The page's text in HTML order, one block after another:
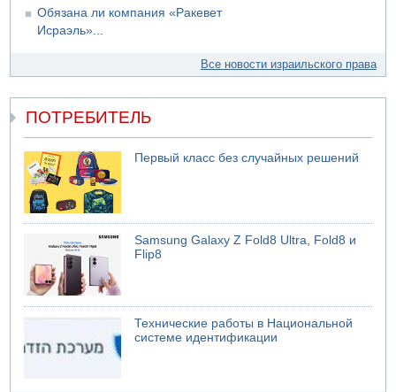
Обязана ли компания «Ракевет
Исраэль»...
Все новости израильского права
ПОТРЕБИТЕЛЬ
Первый класс без случайных решений
Samsung Galaxy Z Fold8 Ultra, Fold8 и
Flip8
Технические работы в Национальной
системе идентификации